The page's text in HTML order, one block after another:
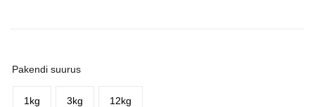
Pakendi suurus
1kg 3kg 12kg